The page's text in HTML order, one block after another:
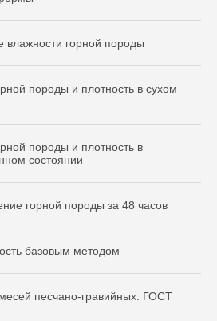
влажности горной породы
породы и плотность в сухом
породы и плотность в
состоянии
горной породы за 48 часов
базовым методом
песчано-гравийных. ГОСТ